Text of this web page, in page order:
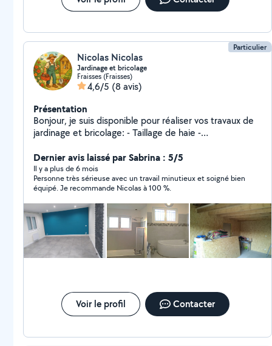
Particulier
Nicolas Nicolas
Jardinage et bricolage
Fraisses (Fraisses)
4,6/5 (8 avis)
Présentation
Bonjour, je suis disponible pour réaliser vos travaux de
jardinage et bricolage: - Taillage de haie -
montage de meubles, etc...) - Entretien de jardin Je
suis équipé de tout le matériel nécessaire. Etudie
toute proposition et me déplace pour effectuer un
devis gratuit Paiement en CESU (Chèque Emploi
Service Universel) accepté
Dernier avis laissé par Sabrina : 5/5
Il y a plus de 6 mois
Personne très sérieuse avec un travail minutieux et soigné bien
équipé. Je recommande Nicolas à 100 %.
Voir le profil Contacter